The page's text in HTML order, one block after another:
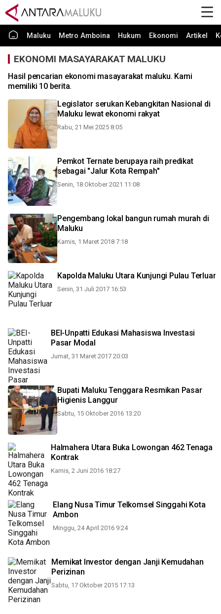
Maluku Metro Amboina Hukum Ekonomi Artikel
EKONOMI MASAYARAKAT MALUKU
Hasil pencarian ekonomi masayarakat maluku. Kami
memiliki 10 berita.
Legislator serukan Kebangkitan Nasional di
Maluku lewat ekonomi rakyat
Rabu, 21 Mei 2025 8:05
Pemkot Ternate berupaya raih predikat
sebagai "Jalur Kota Rempah"
Senin, 18 Oktober 2021 11:08
Pengembang lokal bangun rumah murah di
Maluku
Kamis, 1 Maret 2018 7:18
Kapolda Maluku Utara Kunjungi Pulau Terluar
Senin, 31 Juli 2017 16:53
BEI-Unpatti Edukasi Mahasiswa Investasi
Pasar Modal
Jumat, 31 Maret 2017 20:03
Bupati Maluku Tenggara Resmikan Pasar
Higienis Langgur
Sabtu, 15 Oktober 2016 13:20
Halmahera Utara Buka Lowongan 462 Tenaga
Kontrak
Kamis, 2 Juni 2016 18:27
Elang Nusa Timur Telkomsel Singgahi Kota
Ambon
Minggu, 24 April 2016 9:24
Memikat Investor dengan Janji Kemudahan
Perizinan
Sabtu, 17 Oktober 2015 17:13